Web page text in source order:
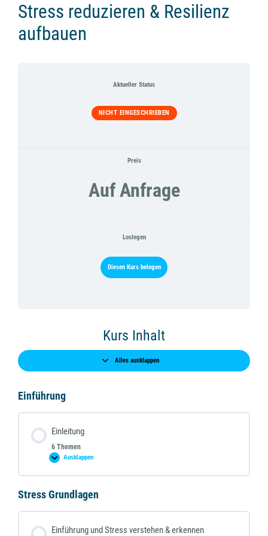
Stress reduzieren & Resilienz
aufbauen
Aktueller Status
NICHT EINGESCHRIEBEN
Preis
Auf Anfrage
Loslegen
Diesen Kurs belegen
Kurs Inhalt
Alles ausklappen
Lektionen
Einführung
Einleitung
6 Themen
Ausklappen
Einleitung
Stress Grundlagen
Einführung und Stress verstehen & erkennen